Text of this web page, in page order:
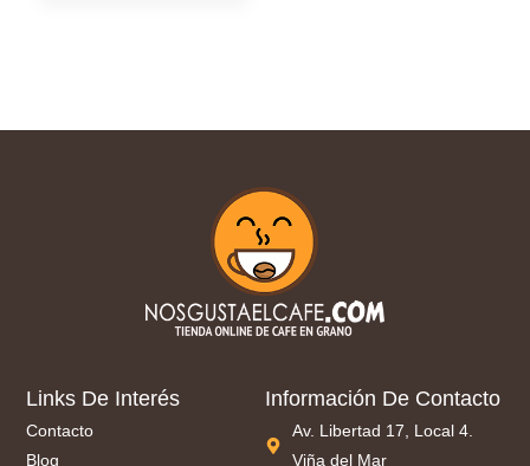
Links De Interés
Contacto
Blog
Información De Contacto
Av. Libertad 17, Local 4.
Viña del Mar